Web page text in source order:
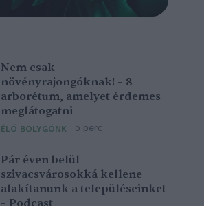
Nem csak
növényrajongóknak! – 8
arborétum, amelyet érdemes
meglátogatni
ÉLŐ BOLYGÓNK 5 perc
Pár éven belül
szivacsvárosokká kellene
alakítanunk a településeinket